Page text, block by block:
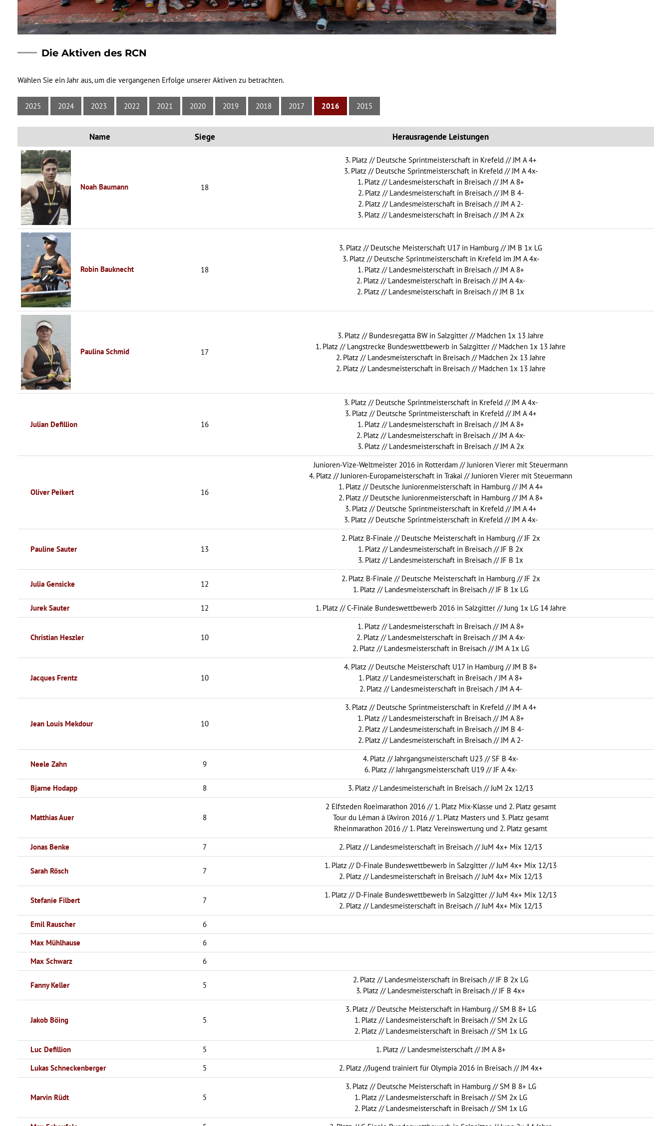
Die Aktiven des RCN
Wählen Sie ein Jahr aus, um die vergangenen Erfolge unserer Aktiven zu betrachten.
2025 2024 2023 2022 2021 2020 2019 2018 2017 2016 2015
Name Siege Herausragende Leistungen
Noah Baumann 18
3. Platz // Deutsche Sprintmeisterschaft in Krefeld // JM A 4+
3. Platz // Deutsche Sprintmeisterschaft in Krefeld // JM A 4x-
1. Platz // Landesmeisterschaft in Breisach // JM A 8+
2. Platz // Landesmeisterschaft in Breisach // JM B 4-
2. Platz // Landesmeisterschaft in Breisach // JM A 2-
3. Platz // Landesmeisterschaft in Breisach // JM A 2x
Robin Bauknecht 18
3. Platz // Deutsche Meisterschaft U17 in Hamburg // JM B 1x LG
3. Platz // Deutsche Sprintmeisterschaft in Krefeld im JM A 4x-
1. Platz // Landesmeisterschaft in Breisach // JM A 8+
2. Platz // Landesmeisterschaft in Breisach // JM A 4x-
2. Platz // Landesmeisterschaft in Breisach // JM B 1x
Paulina Schmid 17
3. Platz // Bundesregatta BW in Salzgitter // Mädchen 1x 13 Jahre
1. Platz // Langstrecke Bundeswettbewerb in Salzgitter // Mädchen 1x 13 Jahre
2. Platz // Landesmeisterschaft in Breisach // Mädchen 2x 13 Jahre
2. Platz // Landesmeisterschaft in Breisach // Mädchen 1x 13 Jahre
Julian Defillion 16
3. Platz // Deutsche Sprintmeisterschaft in Krefeld // JM A 4x-
3. Platz // Deutsche Sprintmeisterschaft in Krefeld // JM A 4+
1. Platz // Landesmeisterschaft in Breisach // JM A 8+
2. Platz // Landesmeisterschaft in Breisach // JM A 4x-
3. Platz // Landesmeisterschaft in Breisach // JM A 2x
Oliver Peikert 16
Junioren-Vize-Weltmeister 2016 in Rotterdam // Junioren Vierer mit Steuermann
4. Platz // Junioren-Europameisterschaft in Trakai // Junioren Vierer mit Steuermann
1. Platz // Deutsche Juniorenmeisterschaft in Hamburg // JM A 4+
2. Platz // Deutsche Juniorenmeisterschaft in Hamburg // JM A 8+
3. Platz // Deutsche Sprintmeisterschaft in Krefeld // JM A 4+
3. Platz // Deutsche Sprintmeisterschaft in Krefeld // JM A 4x-
Pauline Sauter 13
2. Platz B-Finale // Deutsche Meisterschaft in Hamburg // JF 2x
1. Platz // Landesmeisterschaft in Breisach // JF B 2x
3. Platz // Landesmeisterschaft in Breisach // JF B 1x
Julia Gensicke 12
2. Platz B-Finale // Deutsche Meisterschaft in Hamburg // JF 2x
1. Platz // Landesmeisterschaft in Breisach // JF B 1x LG
Jurek Sauter
12 1. Platz // C-Finale Bundeswettbewerb 2016 in Salzgitter // Jung 1x LG 14 Jahre
Christian Heszler 10
1. Platz // Landesmeisterschaft in Breisach // JM A 8+
2. Platz // Landesmeisterschaft in Breisach // JM A 4x-
2. Platz // Landesmeisterschaft in Breisach // JM A 1x LG
Jacques Frentz 10
4. Platz // Deutsche Meisterschaft U17 in Hamburg // JM B 8+
1. Platz // Landesmeisterschaft in Breisach / JM A 8+
2. Platz // Landesmeisterschaft in Breisach / JM A 4-
Jean Louis Mekdour 10
3. Platz // Deutsche Sprintmeisterschaft in Krefeld // JM A 4+
1. Platz // Landesmeisterschaft in Breisach // JM A 8+
2. Platz // Landesmeisterschaft in Breisach // JM B 4-
2. Platz // Landesmeisterschaft in Breisach // JM A 2-
Neele Zahn 9
4. Platz // Jahrgangsmeisterschaft U23 // SF B 4x-
6. Platz // Jahrgangsmeisterschaft U19 // JF A 4x-
Bjarne Hodapp
8 3. Platz // Landesmeisterschaft in Breisach // JuM 2x 12/13
Matthias Auer 8
2 Elfsteden Roeimarathon 2016 // 1. Platz Mix-Klasse und 2. Platz gesamt
Tour du Léman á l’Aviron 2016 // 1. Platz Masters und 3. Platz gesamt
Rheinmarathon 2016 // 1. Platz Vereinswertung und 2. Platz gesamt
Jonas Benke
7 2. Platz // Landesmeisterschaft in Breisach // JuM 4x+ Mix 12/13
Sarah Rösch 7
1. Platz // D-Finale Bundeswettbewerb in Salzgitter // JuM 4x+ Mix 12/13
2. Platz // Landesmeisterschaft in Breisach // JuM 4x+ Mix 12/13
Stefanie Filbert 7
1. Platz // D-Finale Bundeswettbewerb in Salzgitter // JuM 4x+ Mix 12/13
2. Platz // Landesmeisterschaft in Breisach // JuM 4x+ Mix 12/13
Emil Rauscher
6
Max Mühlhause
6
Max Schwarz
6
Fanny Keller 5
2. Platz // Landesmeisterschaft in Breisach // JF B 2x LG
3. Platz // Landesmeisterschaft in Breisach // JF B 4x+
Jakob Böing 5
3. Platz // Deutsche Meisterschaft in Hamburg // SM B 8+ LG
1. Platz // Landesmeisterschaft in Breisach // SM 2x LG
2. Platz // Landesmeisterschaft in Breisach // SM 1x LG
Luc Defillion
5
1. Platz // Landesmeisterschaft // JM A 8+
Lukas Schneckenberger
5 2. Platz //Jugend trainiert für Olympia 2016 in Breisach // JM 4x+
Marvin Rüdt 5
3. Platz // Deutsche Meisterschaft in Hamburg // SM B 8+ LG
1. Platz // Landesmeisterschaft in Breisach // SM 2x LG
2. Platz // Landesmeisterschaft in Breisach // SM 1x LG